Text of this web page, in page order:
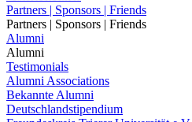
Partners | Sponsors | Friends
Partners | Sponsors | Friends
Alumni
Alumni
Testimonials
Alumni Associations
Bekannte Alumni
Deutschlandstipendium